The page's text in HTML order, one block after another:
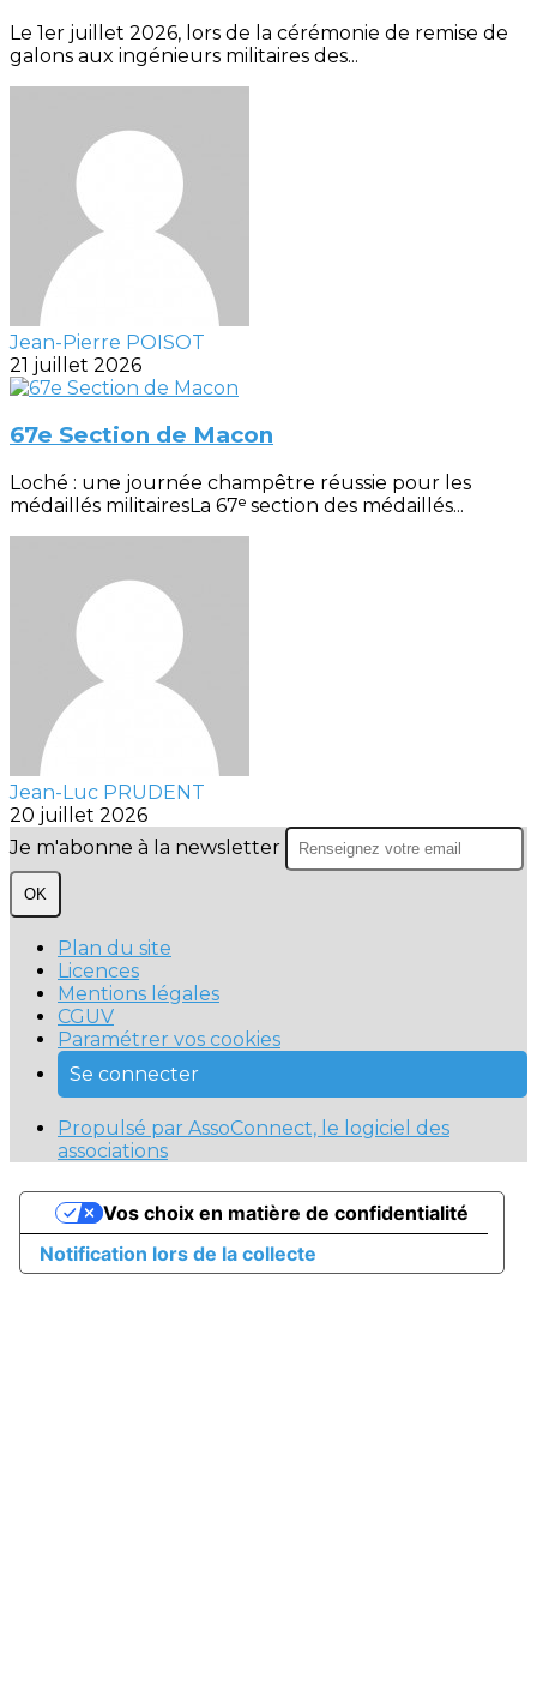
Le 1er juillet 2026, lors de la cérémonie de remise de
galons aux ingénieurs militaires des...
Jean-Pierre POISOT
21 juillet 2026
67e Section de Macon
Loché : une journée champêtre réussie pour les
médaillés militairesLa 67ᵉ section des médaillés...
Jean-Luc PRUDENT
20 juillet 2026
Je m'abonne à la newsletter
OK
Plan du site
Licences
Mentions légales
CGUV
Paramétrer vos cookies
Se connecter
Propulsé par AssoConnect, le logiciel des
associations
Notification lors de la collecte
Vos choix en matière de confidentialité